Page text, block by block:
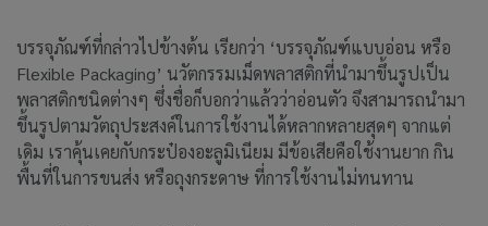
บรรจุภัณฑ์ที่กล่าวไปข้างต้น เรียกว่า ‘บรรจุภัณฑ์แบบอ่อน หรือ
Flexible Packaging’ นวัตกรรมเม็ดพลาสติกที่นำมาขึ้นรูปเป็น
พลาสติกชนิดต่างๆ ซึ่งชื่อก็บอกว่าแล้วว่าอ่อนตัว จึงสามารถนำมา
ขึ้นรูปตามวัตถุประสงค์ในการใช้งานได้หลากหลายสุดๆ จากแต่
เดิม เราคุ้นเคยกับกระป๋องอะลูมิเนียม มีข้อเสียคือใช้งานยาก กิน
พื้นที่ในการขนส่ง หรือถุงกระดาษ ที่การใช้งานไม่ทนทาน